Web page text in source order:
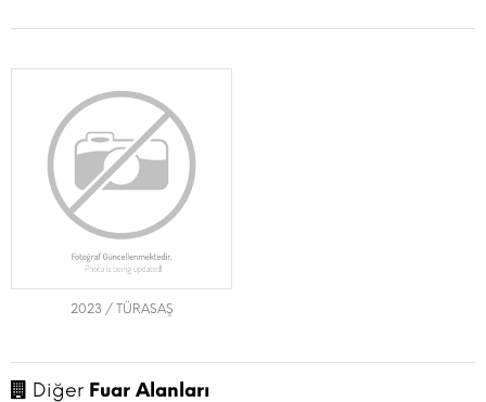
2023 / TÜRASAŞ
Diğer Fuar Alanları